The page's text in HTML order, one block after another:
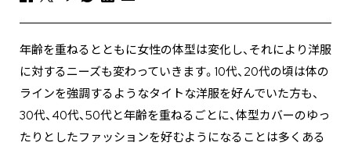
年齢を重ねるとともに女性の体型は変化し、それにより洋服
に対するニーズも変わっていきます。10代、20代の頃は体の
ラインを強調するようなタイトな洋服を好んでいた方も、
30代、40代、50代と年齢を重ねるごとに、体型カバーのゆっ
たりとしたファッションを好むようになることは多くある